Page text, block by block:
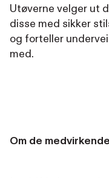
Utøverne velger ut
disse med sikker
og forteller
med.
Om de